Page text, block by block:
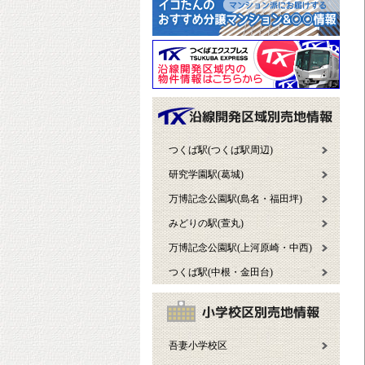
つくば駅(つくば駅周辺)
研究学園駅(葛城)
万博記念公園駅(島名・福田坪)
みどりの駅(萱丸)
万博記念公園駅(上河原崎・中西)
つくば駅(中根・金田台)
吾妻小学校区